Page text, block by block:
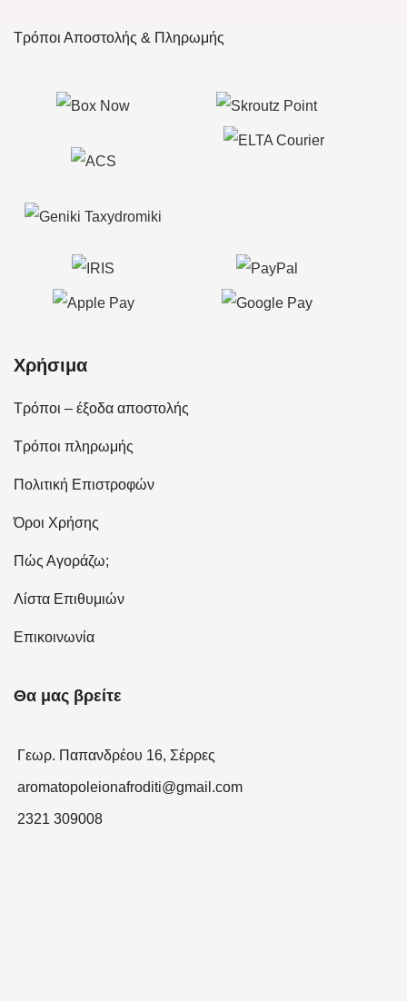
Τρόποι Αποστολής & Πληρωμής
Χρήσιμα
Τρόποι – έξοδα αποστολής
Τρόποι πληρωμής
Πολιτική Επιστροφών
Όροι Χρήσης
Πώς Αγοράζω;
Λίστα Επιθυμιών
Επικοινωνία
Θα μας βρείτε
Γεωρ. Παπανδρέου 16, Σέρρες
aromatopoleionafroditi@gmail.com
2321 309008